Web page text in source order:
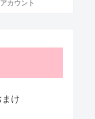
カウント
け